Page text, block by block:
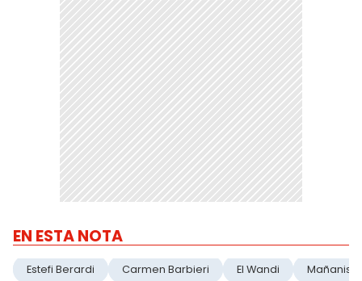
EN ESTA NOTA
Estefi Berardi Carmen Barbieri El Wandi